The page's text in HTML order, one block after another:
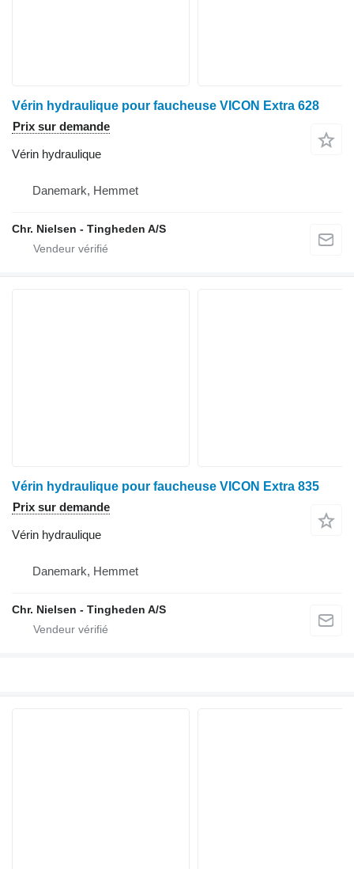
Vérin hydraulique pour faucheuse VICON Extra 628
Prix sur demande
Vérin hydraulique
Danemark, Hemmet
Chr. Nielsen - Tingheden A/S
Vérin hydraulique pour faucheuse VICON Extra 835
Prix sur demande
Vérin hydraulique
Danemark, Hemmet
Chr. Nielsen - Tingheden A/S